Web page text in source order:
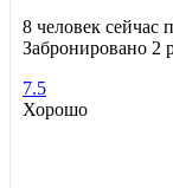
8 человек сейчас
Забронировано 2
7.5
Хорошо